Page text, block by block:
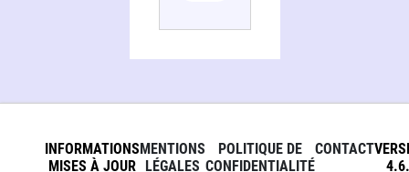
INFORMATIONS
MISES À JOUR
MENTIONS
LÉGALES
POLITIQUE DE
CONFIDENTIALITÉ
CONTACT